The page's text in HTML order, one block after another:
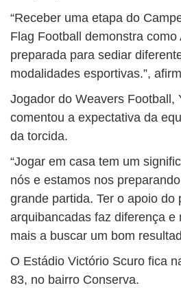
“Receber uma etapa do
Flag Football demonstra como
preparada para sediar
modalidades esportivas.”,
Jogador do Weavers Football,
comentou a expectativa da
da torcida.
“Jogar em casa tem um
nós e estamos nos
grande partida. Ter o apoio do
arquibancadas faz diferença e
mais a buscar um bom
O Estádio Victório Scuro fica
83, no bairro Conserva.